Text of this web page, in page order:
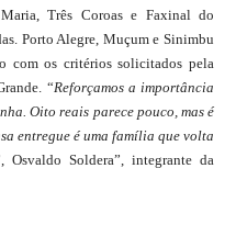
Três Coroas e Faxinal do
Porto Alegre, Muçum e Sinimbu
com os critérios solicitados pela
“Reforçamos a importância
Oito reais parece pouco, mas é
entregue é uma família que volta
Osvaldo Soldera”, integrante da